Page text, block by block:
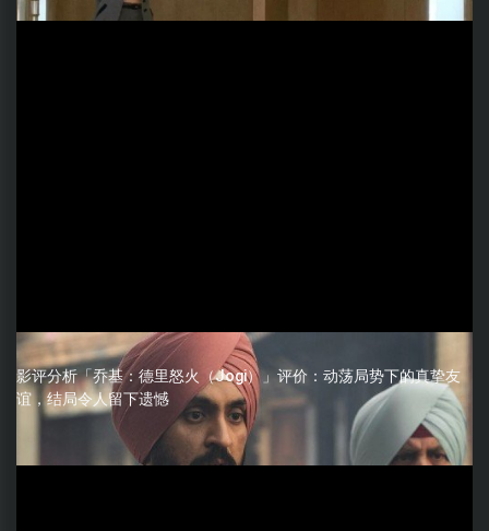
影评分析「乔基：德里怒火（Jogi）」评价：动荡局势下的真挚友
谊，结局令人留下遗憾